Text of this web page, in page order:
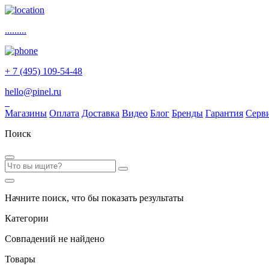
.........
+ 7 (495) 109-54-48
hello@pinel.ru
Магазины Оплата Доставка Видео Блог Бренды Гарантия
Поиск
Начните поиск, что бы показать результаты
Категории
Совпадений не найдено
Товары